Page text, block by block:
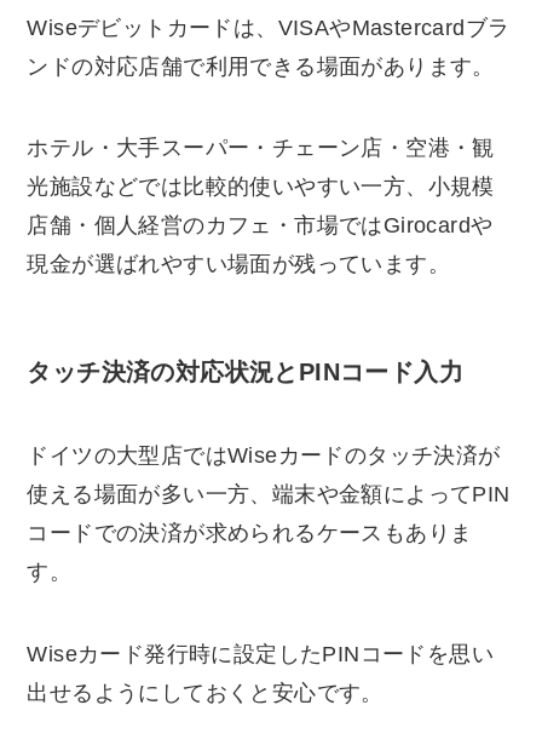
Wiseデビットカードは、VISAやMastercardブラ
ンドの対応店舗で利用できる場面があります。
ホテル・大手スーパー・チェーン店・空港・観
光施設などでは比較的使いやすい一方、小規模
店舗・個人経営のカフェ・市場ではGirocardや
現金が選ばれやすい場面が残っています。
タッチ決済の対応状況とPINコード入力
ドイツの大型店ではWiseカードのタッチ決済が
使える場面が多い一方、端末や金額によってPIN
コードでの決済が求められるケースもありま
す。
Wiseカード発行時に設定したPINコードを思い
出せるようにしておくと安心です。